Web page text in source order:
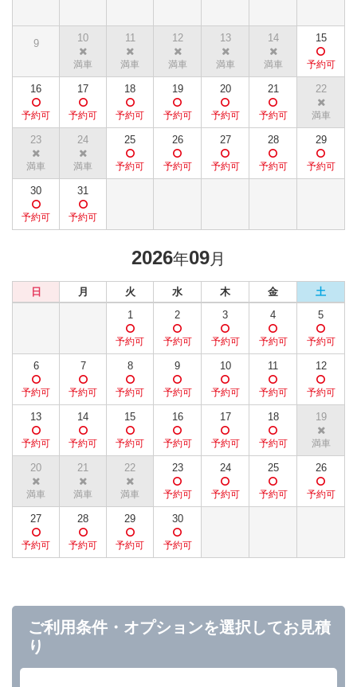
9 10 11 12 13 14 15
16 17 18 19 20 21 22
23 24 25 26 27 28 29
30 31
2026年09月
日 月 火 水 木 金
土
1
2 3 4 5
6 7 8 9 10 11 12
13 14 15 16 17 18 19
20 21 22 23 24 25 26
27 28 29 30
ご利用条件・オプションを選択してお見積
り